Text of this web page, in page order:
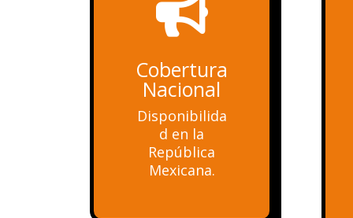

Cobertura
Nacional
Disponibilida
d en la
República
Mexicana.